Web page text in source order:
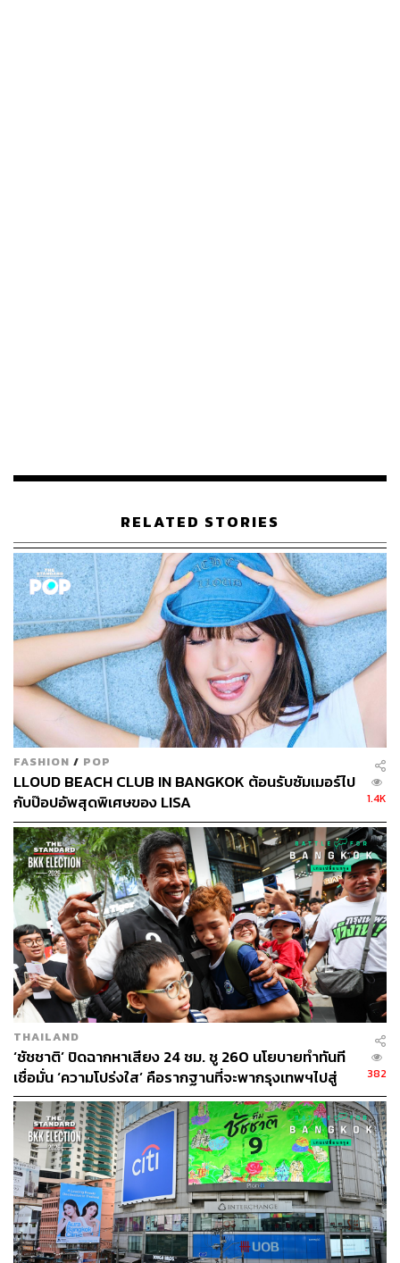
นักท่องเที่ยวทั้งชาวไทยและต่างประเทศ ขณะสัญจรใช้พื้นที่ลาน
ลอยฟ้า
เพราะของเดิมคับแคบ แทบไม่พอสัญจร จึงเป็นที่มาของ
โครงการ
เอ่ยชื่อว่าไป ‘สยาม’ ใครๆ ก็รู้ได้ในทันที่ว่า ย่านนี้ถือเป็น
ย่านที่เป็นหัวใจสำคัญของกรุงเทพมหานคร ในฐานะที่เป็น
ศูนย์กลางธุรกิจความเจริญทางด้านเศรษฐกิจการค้า การ
ศึกษา ศิลปะ นวัตกรรม ที่ได้รับความนิยมจากคนไทยและนัก
ท่องเที่ยวชาวต่างประเทศเสมอมา
สถานที่แห่งนี้เต็มไปด้วย วัยทีน วัยทอล์ก แห่กันมาอวด
แฟชั่นตามสมัยนิยมกันคึกคัก ว่ากันว่าอยากรู้ว่าเทรนด์ไหน
อะไรกำลังมา ต้องแวะมาเดินเตาะแตะที่นี่ แล้วจะรู้ว่าตัวเอง
พลาดหรือขาดสีสันอะไรไปบ้าง นี่ยังไม่นับรวมจำนวนนักท่อง
เที่ยวที่เพิ่มขึ้นทวีคูณเป็นดอกเห็ด
ปัจจุบันก็ยังมีจำนวนผู้คนสัญจรไปมาในพื้นที่ย่านสยาม
แห่งนี้เพิ่มขึ้นเป็นจำนวนมาก กลุ่มพันธมิตรพลังสยาม จับมือ
กับกรุงเทพมหานคร และบริษัท ระบบขนส่งมวลชนกรุงเทพ
จำกัด (มหาชน) ทำการศึกษาพบว่า สะพานลอยคนเดิน
บริเวณเหนือสี่แยกปทุมวัน ซึ่งเดิมเชื่อมต่อสถานีรถไฟฟ้า
สนามกีฬาแห่งชาติกับหอศิลปวัฒนธรรมแห่ง
RELATED STORIES
FASHION / POP
LLOUD BEACH CLUB IN BANGKOK ต้อนรับซัมเมอร์ไป
กับป๊อปอัพสุดพิเศษของ LISA
1.4K
THAILAND
‘ชัชชาติ’ ปิดฉากหาเสียง 24 ชม. ชู 260 นโยบายทำทันที
เชื่อมั่น ‘ความโปร่งใส’ คือรากฐานที่จะพากรุงเทพฯไปสู่
ความยั่งยืนแท้จริง
382